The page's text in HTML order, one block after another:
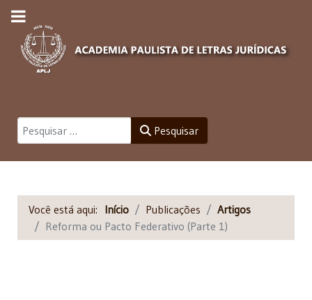
Pesquisar Pesquisar
Você está aqui: Início Publicações
Artigos
Reforma ou Pacto Federativo (Parte 1)